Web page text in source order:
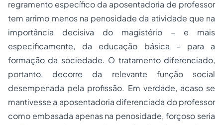
regramento específico da aposentadoria de professor
tem arrimo menos na penosidade da atividade que na
importância decisiva do magistério – e mais
especificamente, da educação básica - para a
formação da sociedade. O tratamento diferenciado,
portanto, decorre da relevante função social
desempenada pela profissão. Em verdade, acaso se
mantivesse a aposentadoria diferenciada do professor
como embasada apenas na penosidade, forçoso seria